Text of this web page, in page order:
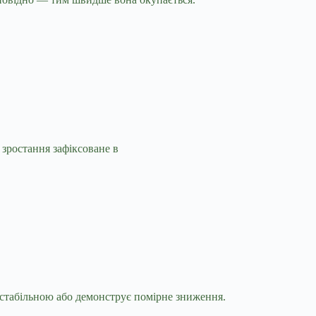
зафіксоване в
або демонструє помірне зниження.